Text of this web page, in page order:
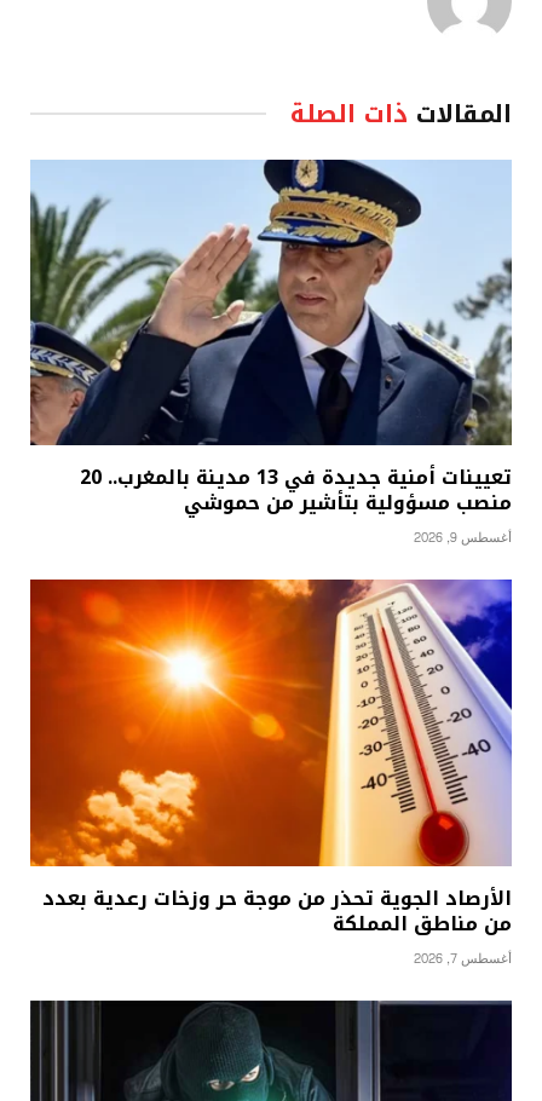
المقالات ذات الصلة
تعيينات أمنية جديدة في 13 مدينة بالمغرب.. 20
منصب مسؤولية بتأشير من حموشي
أغسطس 9, 2026
الأرصاد الجوية تحذر من موجة حر وزخات رعدية بعدد
من مناطق المملكة
أغسطس 7, 2026